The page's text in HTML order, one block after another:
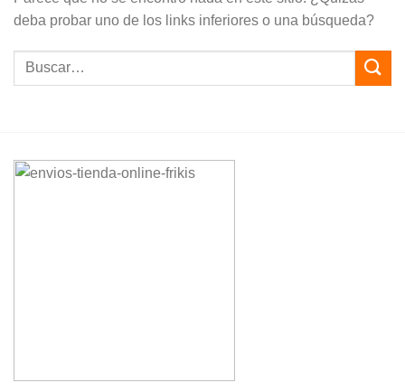
deba probar uno de los links inferiores o una búsqueda?